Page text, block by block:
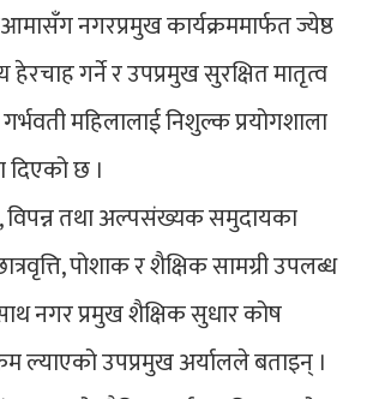
नगरप्रमुख कार्यक्रममार्फत ज्येष्ठ
हेरचाह गर्ने र उपप्रमुख सुरक्षित मातृत्व
महिलालाई निशुल्क प्रयोगशाला
दिएको छ ।
विपन्न तथा अल्पसंख्यक समुदायका
पोशाक र शैक्षिक सामग्री उपलब्ध
नगर प्रमुख शैक्षिक सुधार कोष
ल्याएको उपप्रमुख अर्यालले बताइन् ।